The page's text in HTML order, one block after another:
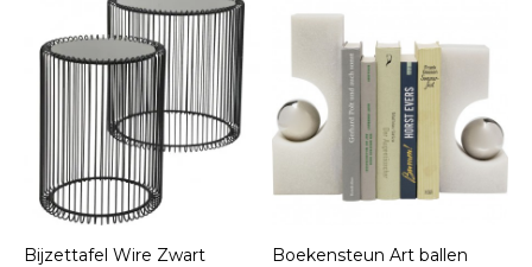
Bijzettafel Wire Zwart
Boekensteun Art ballen